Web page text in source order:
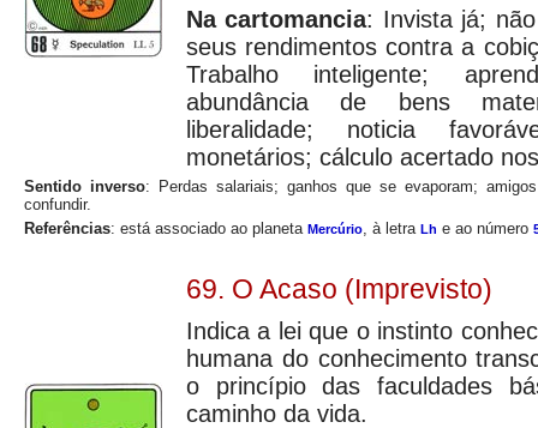
Na cartomancia: Invista já;
seus rendimentos contra a
Trabalho inteligente;
abundância de bens
liberalidade; noticia
monetários; cálculo acertado
Sentido inverso: Perdas salariais; ganhos que se evaporam;
confundir.
Referências: está associado ao planeta Mercúrio, à letra Lh e ao número
69. O Acaso (Imprevisto)
Indica a lei que o instinto
humana do conhecimento
o princípio das faculdades
caminho da vida.